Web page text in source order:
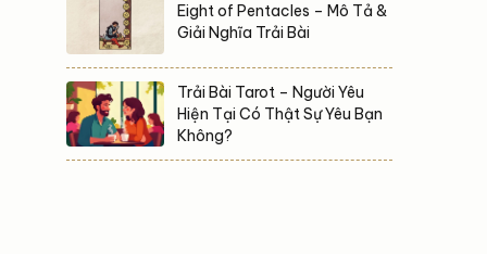
Eight of Pentacles – Mô Tả &
Giải Nghĩa Trải Bài
Trải Bài Tarot – Người Yêu
Hiện Tại Có Thật Sự Yêu Bạn
Không?